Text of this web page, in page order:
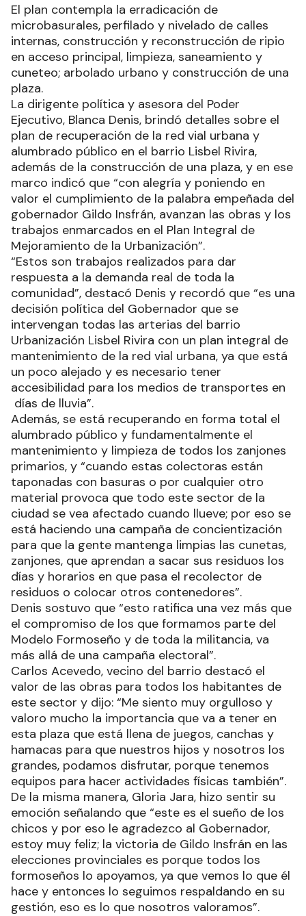
El plan contempla la erradicación de
microbasurales, perfilado y nivelado de calles
internas, construcción y reconstrucción de ripio
en acceso principal, limpieza, saneamiento y
cuneteo; arbolado urbano y construcción de una
plaza.
La dirigente política y asesora del Poder
Ejecutivo, Blanca Denis, brindó detalles sobre el
plan de recuperación de la red vial urbana y
alumbrado público en el barrio Lisbel Rivira,
además de la construcción de una plaza, y en ese
marco indicó que “con alegría y poniendo en
valor el cumplimiento de la palabra empeñada del
gobernador Gildo Insfrán, avanzan las obras y los
trabajos enmarcados en el Plan Integral de
Mejoramiento de la Urbanización”.
“Estos son trabajos realizados para dar
respuesta a la demanda real de toda la
comunidad”, destacó Denis y recordó que “es una
decisión política del Gobernador que se
intervengan todas las arterias del barrio
Urbanización Lisbel Rivira con un plan integral de
mantenimiento de la red vial urbana, ya que está
un poco alejado y es necesario tener
accesibilidad para los medios de transportes en
días de lluvia”.
Además, se está recuperando en forma total el
alumbrado público y fundamentalmente el
mantenimiento y limpieza de todos los zanjones
primarios, y “cuando estas colectoras están
taponadas con basuras o por cualquier otro
material provoca que todo este sector de la
ciudad se vea afectado cuando llueve; por eso se
está haciendo una campaña de concientización
para que la gente mantenga limpias las cunetas,
zanjones, que aprendan a sacar sus residuos los
días y horarios en que pasa el recolector de
residuos o colocar otros contenedores”.
Denis sostuvo que “esto ratifica una vez más que
el compromiso de los que formamos parte del
Modelo Formoseño y de toda la militancia, va
más allá de una campaña electoral”.
Carlos Acevedo, vecino del barrio destacó el
valor de las obras para todos los habitantes de
este sector y dijo: “Me siento muy orgulloso y
valoro mucho la importancia que va a tener en
esta plaza que está llena de juegos, canchas y
hamacas para que nuestros hijos y nosotros los
grandes, podamos disfrutar, porque tenemos
equipos para hacer actividades físicas también”.
De la misma manera, Gloria Jara, hizo sentir su
emoción señalando que “este es el sueño de los
chicos y por eso le agradezco al Gobernador,
estoy muy feliz; la victoria de Gildo Insfrán en las
elecciones provinciales es porque todos los
formoseños lo apoyamos, ya que vemos lo que él
hace y entonces lo seguimos respaldando en su
gestión, eso es lo que nosotros valoramos”.